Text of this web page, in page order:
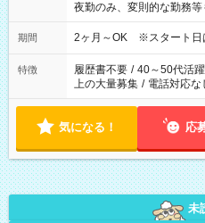
夜勤のみ、変則的な勤務等
期間 2ヶ月～OK ※スタート日
特徴 履歴書不要 / 40～50代活
上の大量募集 / 電話対応な
気になる！ 応
未